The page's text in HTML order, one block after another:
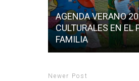
AGENDA VERANO
CULTURALES EN EL
FAMILIA
Newer Post